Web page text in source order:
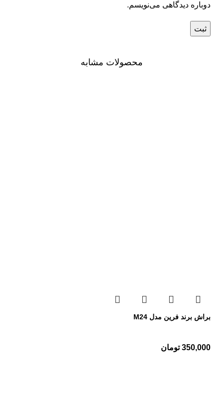
دوباره دیدگاهی می‌نویسم.
محصولات مشابه
براش برند فرین مدل M24
350,000 تومان